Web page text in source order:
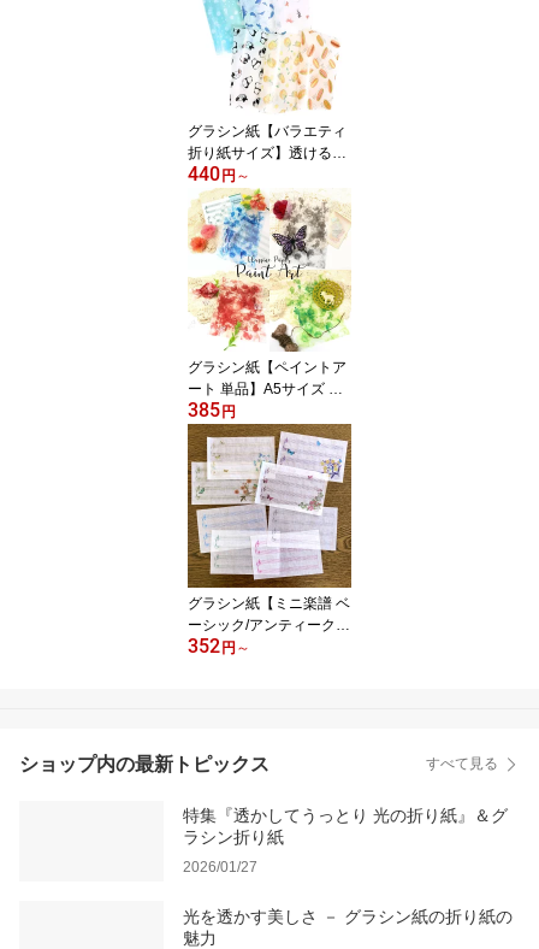
グラシン紙【バラエティ
折り紙サイズ】透けるデ
ザインペーパー コラージ
ュ素材
440円 ～
グラシン紙【ペイントア
ート 単品】A5サイズ 透
けるデザインペーパー 薄
葉紙 ラッピング コラー
ジュ素材
385円
グラシン紙【ミニ楽譜 ベ
ーシック/アンティーク
風】透ける一筆箋 便箋
352円 ～
ショップ内の最新トピックス すべて見る
特集『透かしてうっとり 光の折り紙』＆グ
ラシン折り紙
2026/01/27
光を透かす美しさ － グラシン紙の折り紙の
魅力